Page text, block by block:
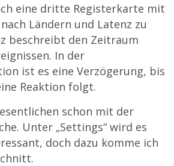
eine dritte Registerkarte mit
Ländern und Latenz zu
beschreibt den Zeitraum
In der
ist es eine Verzögerung, bis
Reaktion folgt.
schon mit der
Unter „Settings“ wird es
doch dazu komme ich